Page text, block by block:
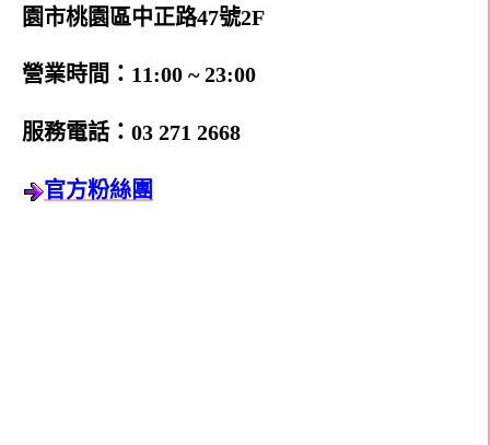
園市桃園區中正路47號2F
營業時間：11:00 ~ 23:00
服務電話：03 271 2668
官方粉絲團